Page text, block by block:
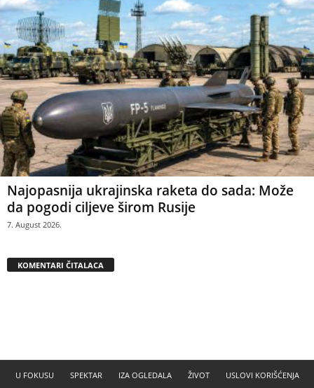
Najopasnija ukrajinska raketa do sada: Može
da pogodi ciljeve širom Rusije
7. August 2026.
KOMENTARI ČITALACA
U FOKUSU SPEKTAR IZA OGLEDALA ŽIVOT
USLOVI KORIŠĆENJA